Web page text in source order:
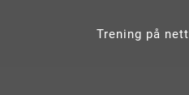
Trening på nett